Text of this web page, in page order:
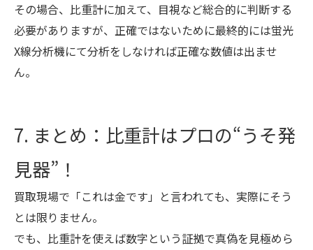
その場合、比重計に加えて、目視など総合的に判断する
必要がありますが、正確ではないために最終的には蛍光
X線分析機にて分析をしなければ正確な数値は出ませ
ん。
7. まとめ：比重計はプロの“うそ発
見器”！
買取現場で「これは金です」と言われても、実際にそう
とは限りません。
でも、比重計を使えば数字という証拠で真偽を見極めら